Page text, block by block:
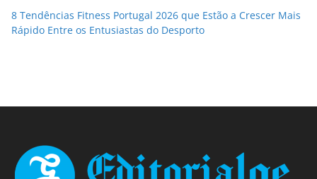
8 Tendências Fitness Portugal 2026 que Estão a Crescer Mais
Rápido Entre os Entusiastas do Desporto